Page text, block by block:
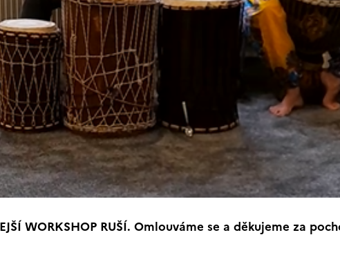
WORKSHOP RUŠÍ. Omlouváme se a děkujeme za